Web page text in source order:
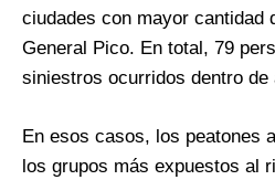
ciudades con mayor cantidad
General Pico. En total, 79
siniestros ocurridos dentro de
En esos casos, los peatones
los grupos más expuestos al